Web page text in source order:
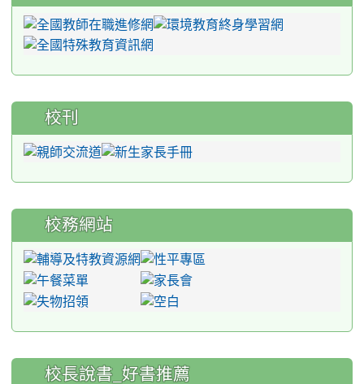
校刊
校務網站
:::
校長說書_好書推薦